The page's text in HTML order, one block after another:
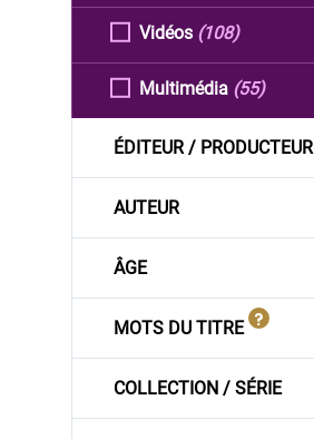
Vidéos (108)
Multimédia (55)
ÉDITEUR / PRODUCTEUR
AUTEUR
ÂGE
MOTS DU TITRE
COLLECTION / SÉRIE